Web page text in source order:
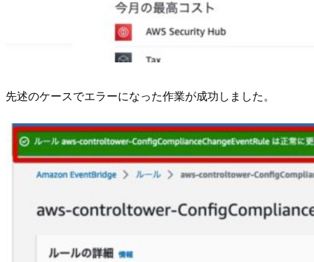
先述のケースでエラーになった作業が成功しました。